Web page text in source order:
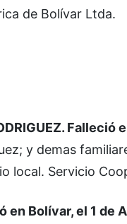
de Bolívar Ltda.
Falleció
y demas
local. Servicio
en Bolívar, el 1